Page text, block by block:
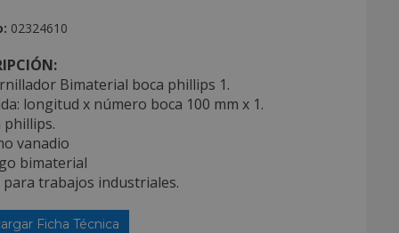
02324610
Bimaterial boca phillips 1.
longitud x número boca 100 mm x 1.
phillips.
vanadio
bimaterial
para trabajos industriales.
Ficha Técnica